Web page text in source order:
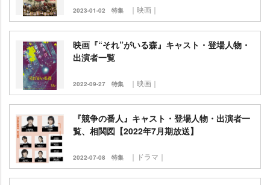
2023-01-02 特集 ｜映画｜
映画『“それ”がいる森』キャスト・登場人物・
出演者一覧
2022-09-27 特集 ｜映画｜
『競争の番人』キャスト・登場人物・出演者一
覧、相関図【2022年7月期放送】
2022-07-08 特集 ｜ドラマ｜